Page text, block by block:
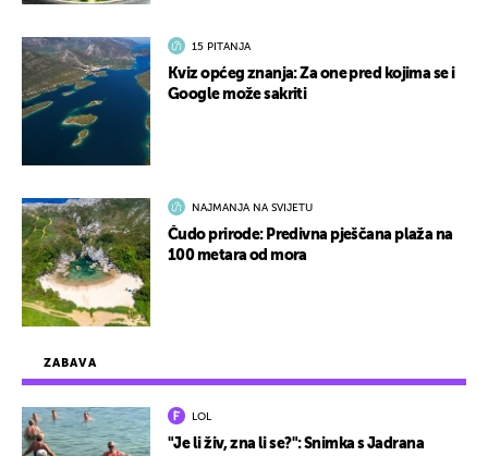
ZABAVA
LOL
"Je li živ, zna li se?": Snimka s Jadrana
15 PITANJA
Kviz općeg znanja: Za one pred kojima se i
Google može sakriti
NAJMANJA NA SVIJETU
Čudo prirode: Predivna pješčana plaža na
100 metara od mora